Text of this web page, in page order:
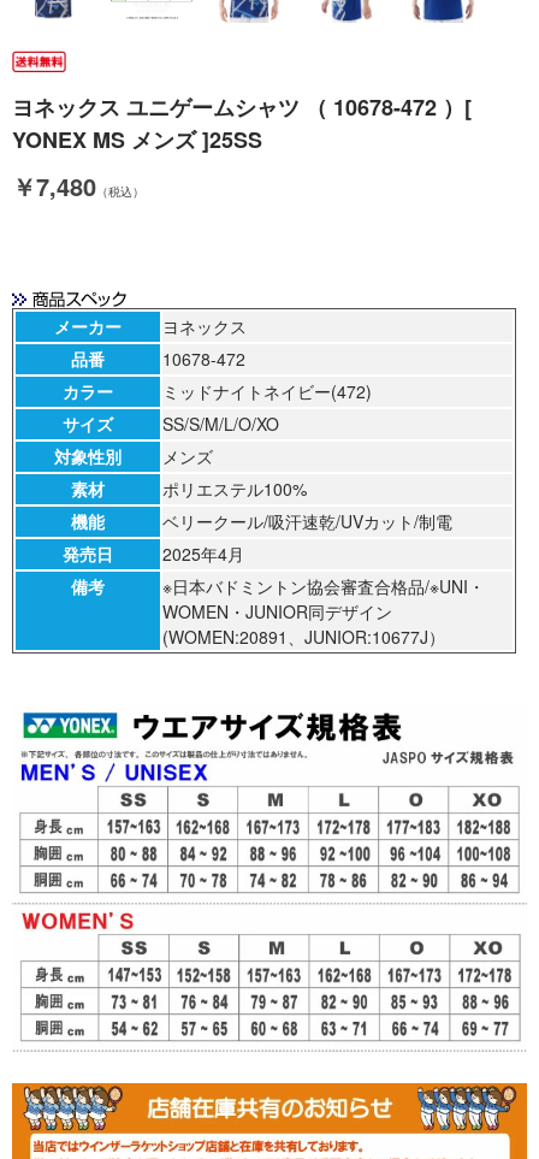
ヨネックス ユニゲームシャツ （ 10678-472 ）[
YONEX MS メンズ ]25SS
￥7,480 （税込）
メーカー
ヨネックス
品番
10678-472
カラー
ミッドナイトネイビー(472)
サイズ
SS/S/M/L/O/XO
対象性別
メンズ
素材
ポリエステル100%
機能
ベリークール/吸汗速乾/UVカット/制電
発売日
2025年4月
備考
※日本バドミントン協会審査合格品/※UNI・
WOMEN・JUNIOR同デザイン
(WOMEN:20891、JUNIOR:10677J）